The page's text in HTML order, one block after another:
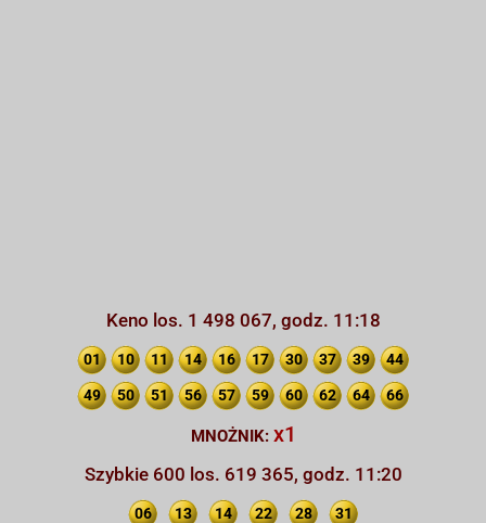
Keno los. 1 498 067, godz. 11:18
01 10 11 14 16 17 30 37 39 44
49 50 51 56 57 59 60 62 64 66
MNOŻNIK: x1
Szybkie 600 los. 619 365, godz. 11:20
06 13 14 22 28 31